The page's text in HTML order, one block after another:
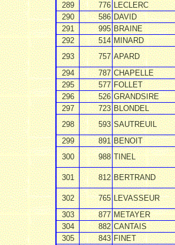
289
776 LECLERC
290
586 DAVID
291
995 BRAINE
292
514 MINARD
293
757 APARD
294
787 CHAPELLE
295
577 FOLLET
296
526 GRANDSIRE
297
723 BLONDEL
298
593 SAUTREUIL
299
891 BENOIT
300
988 TINEL
301 812 BERTRAND
302 765 LEVASSEUR
303
877 METAYER
304
882 CANTAIS
305
843 FINET